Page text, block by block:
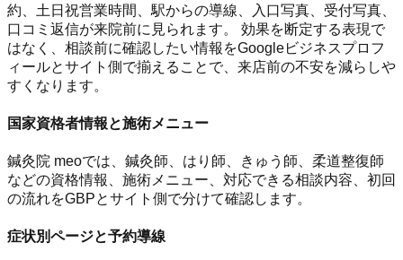
約、土日祝営業時間、駅からの導線、入口写真、受付写真、
口コミ返信が来院前に見られます。 効果を断定する表現で
はなく、相談前に確認したい情報をGoogleビジネスプロフ
ィールとサイト側で揃えることで、来店前の不安を減らしや
すくなります。
国家資格者情報と施術メニュー
鍼灸院 meoでは、鍼灸師、はり師、きゅう師、柔道整復師
などの資格情報、施術メニュー、対応できる相談内容、初回
の流れをGBPとサイト側で分けて確認します。
症状別ページと予約導線